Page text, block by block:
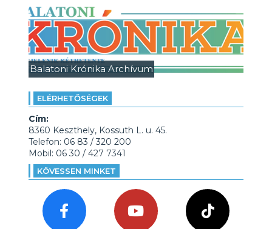
Balatoni Krónika Archívum
ELÉRHETŐSÉGEK
Cím:
8360 Keszthely, Kossuth L. u. 45.
Telefon: 06 83 / 320 200
Mobil: 06 30 / 427 7341
KÖVESSEN MINKET